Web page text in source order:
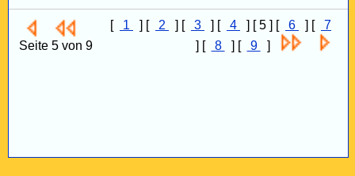
Seite 5 von 9
[ 1 ] [ 2 ] [ 3 ] [ 4 ] [ 5 ] [ 6 ] [
7
] [
8 ] [ 9 ]